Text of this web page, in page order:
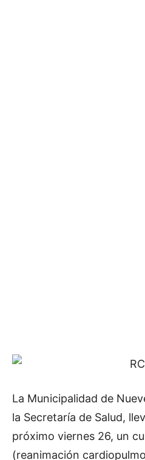
La Municipalidad de
la Secretaría de Salud,
próximo viernes 26, un
(reanimación